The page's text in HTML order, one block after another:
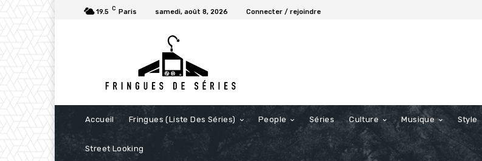
19.5 C Paris samedi, août 8, 2026 Connecter / rejoindre
Accueil Fringues (Liste Des Séries) People Séries Culture Musique Style
Street Looking